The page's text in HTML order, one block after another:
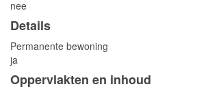
nee
Details
Permanente bewoning
ja
Oppervlakten en inhoud